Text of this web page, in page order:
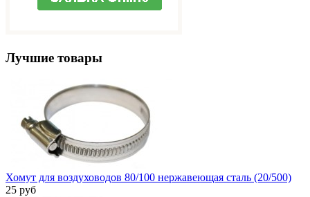
Лучшие товары
Хомут для воздуховодов 80/100 нержавеющая сталь (20/500)
25 руб